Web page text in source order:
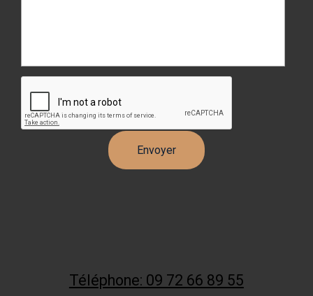
Téléphone: 09 72 66 89 55